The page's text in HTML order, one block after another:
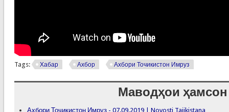
Tags: Хабар Ахбор Ахбори Точикистон Имруз
Маводҳои ҳамсон
Ахбори Точикистон Имруз - 07.09.2019 | Novosti Tajikistana